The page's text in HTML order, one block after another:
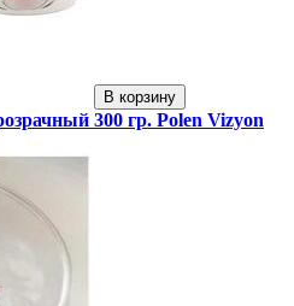
В корзину
300 гр. Polen Vizyon